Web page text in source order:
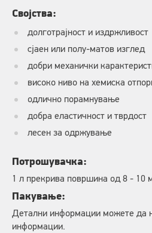
Својства:
долготрајност и издржливост
сјаен или полу-матов изглед
добри механички
високо ниво на хемиска
одлично порамнување
добра еластичност и тврдост
лесен за одржување
Потрошувачка:
1 л прекрива површина од 8 - 10
Пакување:
Детални информации можете да
информации.